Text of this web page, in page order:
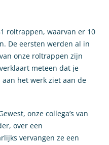
roltrappen, waarvan er 10
De eersten werden al in
onze roltrappen zijn
meteen dat je
het werk ziet aan de
onze collega’s van
over een
vervangen ze een